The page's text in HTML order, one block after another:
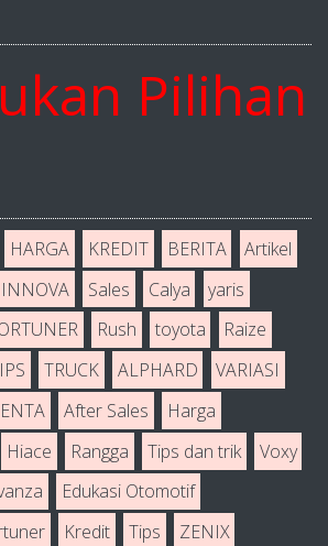
Pilihan
HARGA KREDIT BERITA
Artikel
INNOVA Sales Calya
yaris
Rush toyota
Raize
TRUCK ALPHARD
VARIASI
After Sales
Harga
Hiace Rangga Tips dan trik
Voxy
Edukasi Otomotif
Kredit Tips
ZENIX